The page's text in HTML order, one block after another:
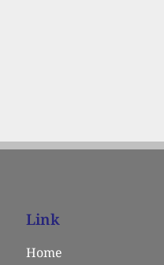
Link
Home